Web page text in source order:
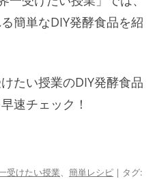
簡単なDIY発酵食品を紹
たい授業のDIY発酵食品
速チェック！
受けたい授業、 簡単レシピ | タグ: